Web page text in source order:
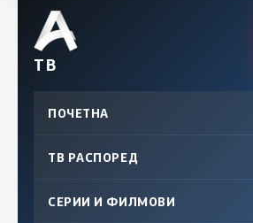
ТВ
ПОЧЕТНА
ТВ РАСПОРЕД
СЕРИИ И ФИЛМОВИ